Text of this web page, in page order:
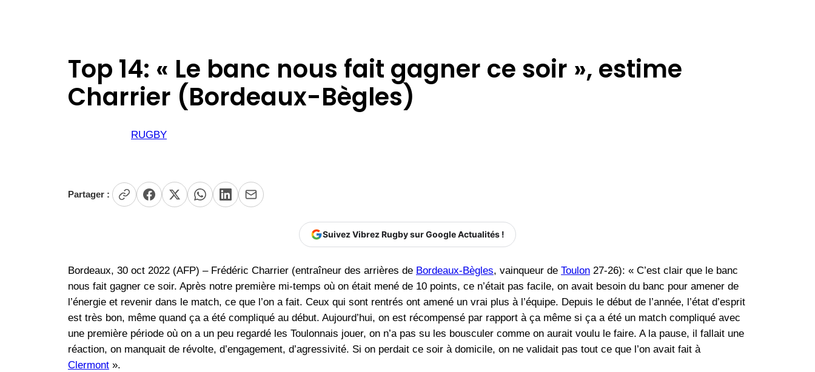
Top 14: « Le banc nous fait gagner ce soir », estime
Charrier (Bordeaux-Bègles)
RUGBY
Partager :
Suivez Vibrez Rugby sur Google Actualités !
Bordeaux, 30 oct 2022 (AFP) – Frédéric Charrier (entraîneur des arrières de Bordeaux-Bègles, vainqueur de Toulon 27-26): « C’est clair que le banc
nous fait gagner ce soir. Après notre première mi-temps où on était mené de 10 points, ce n’était pas facile, on avait besoin du banc pour amener de
l’énergie et revenir dans le match, ce que l’on a fait. Ceux qui sont rentrés ont amené un vrai plus à l’équipe. Depuis le début de l’année, l’état d’esprit
est très bon, même quand ça a été compliqué au début. Aujourd’hui, on est récompensé par rapport à ça même si ça a été un match compliqué avec
une première période où on a un peu regardé les Toulonnais jouer, on n’a pas su les bousculer comme on aurait voulu le faire. A la pause, il fallait une
réaction, on manquait de révolte, d’engagement, d’agressivité. Si on perdait ce soir à domicile, on ne validait pas tout ce que l’on avait fait à
Clermont ».